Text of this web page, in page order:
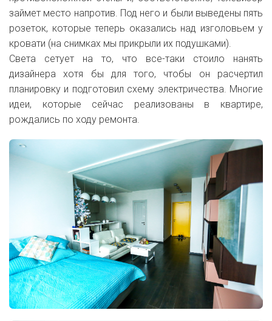
займет место напротив. Под него и были выведены пять
розеток, которые теперь оказались над изголовьем у
кровати (на снимках мы прикрыли их подушками).
Света сетует на то, что все-таки стоило нанять
дизайнера хотя бы для того, чтобы он расчертил
планировку и подготовил схему электричества. Многие
идеи, которые сейчас реализованы в квартире,
рождались по ходу ремонта.